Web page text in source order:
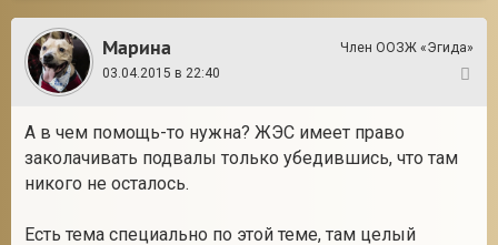
Марина
Член ООЗЖ «Эгида»
03.04.2015 в 22:40
А в чем помощь-то нужна? ЖЭС имеет право
заколачивать подвалы только убедившись, что там
никого не осталось.
Есть тема специально по этой теме, там целый